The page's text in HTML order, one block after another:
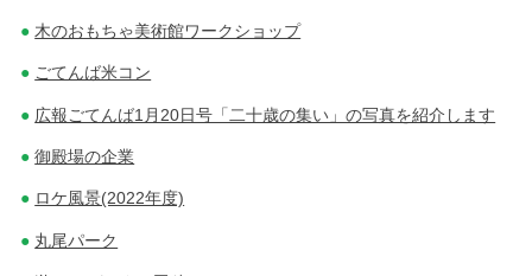
木のおもちゃ美術館ワークショップ
ごてんば米コン
広報ごてんば1月20日号「二十歳の集い」の写真を紹介します
御殿場の企業
ロケ風景(2022年度)
丸尾パーク